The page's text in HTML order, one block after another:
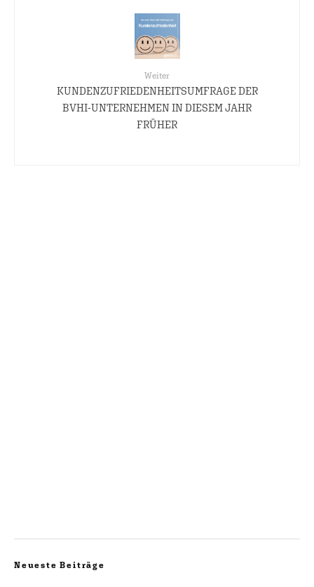
Weiter
KUNDENZUFRIEDENHEITSUMFRAGE DER
BVHI-UNTERNEHMEN IN DIESEM JAHR
FRÜHER
Neueste Beiträge